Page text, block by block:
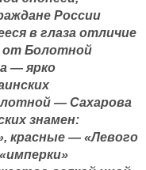
России
в глаза отличие
от Болотной
— ярко
— Сахарова
знамен:
красные — «Левого